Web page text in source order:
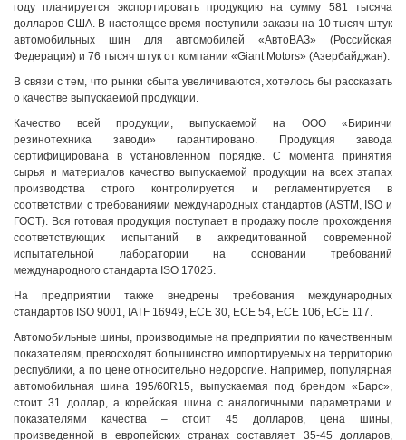
году планируется экспортировать продукцию на сумму 581 тысяча
долларов США. В настоящее время поступили заказы на 10 тысяч штук
автомобильных шин для автомобилей «АвтоВАЗ» (Российская
Федерация) и 76 тысяч штук от компании «Giant Motors» (Aзербайджан).
В связи с тем, что рынки сбыта увеличиваются, хотелось бы рассказать
о качестве выпускаемой продукции.
Качество всей продукции, выпускаемой на ООО «Биринчи
резинотехника заводи» гарантировано. Продукция завода
сертифицирована в установленном порядке. С момента принятия
сырья и материалов качество выпускаемой продукции на всех этапах
производства строго контролируется и регламентируется в
соответствии с требованиями международных стандартов (ASTM, ISO и
ГОСТ). Вся готовая продукция поступает в продажу после прохождения
соответствующих испытаний в аккредитованной современной
испытательной лаборатории на основании требований
международного стандарта ISO 17025.
На предприятии также внедрены требования международных
стандартов ISO 9001, IATF 16949, ECE 30, ECE 54, ECE 106, ECE 117.
Автомобильные шины, производимые на предприятии по качественным
показателям, превосходят большинство импортируемых на территорию
республики, а по цене относительно недорогие. Например, популярная
автомобильная шина 195/60R15, выпускаемая под брендом «Барс»,
стоит 31 доллар, а корейская шина с аналогичными параметрами и
показателями качества – стоит 45 долларов, цена шины,
произведенной в европейских странах составляет 35-45 долларов,